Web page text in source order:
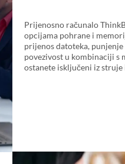
Prijenosno računalo
opcijama pohrane i
prijenos datoteka,
povezivost u kombinaciji s
ostanete isključeni iz struje